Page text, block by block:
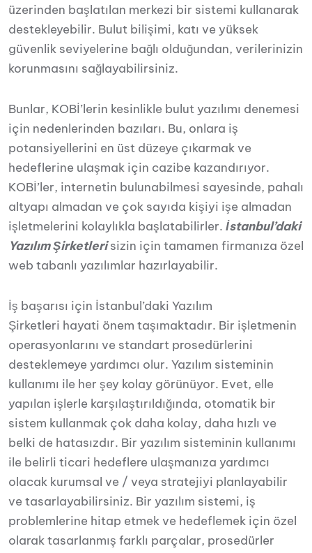
üzerinden başlatılan merkezi bir sistemi kullanarak
destekleyebilir. Bulut bilişimi, katı ve yüksek
güvenlik seviyelerine bağlı olduğundan, verilerinizin
korunmasını sağlayabilirsiniz.
Bunlar, KOBİ’lerin kesinlikle bulut yazılımı denemesi
için nedenlerinden bazıları. Bu, onlara iş
potansiyellerini en üst düzeye çıkarmak ve
hedeflerine ulaşmak için cazibe kazandırıyor.
KOBİ’ler, internetin bulunabilmesi sayesinde, pahalı
altyapı almadan ve çok sayıda kişiyi işe almadan
işletmelerini kolaylıkla başlatabilirler. İstanbul’daki
Yazılım Şirketlerisizin için tamamen firmanıza özel
web tabanlı yazılımlar hazırlayabilir.
İş başarısı için İstanbul’daki Yazılım
Şirketleri hayati önem taşımaktadır. Bir işletmenin
operasyonlarını ve standart prosedürlerini
desteklemeye yardımcı olur. Yazılım sisteminin
kullanımı ile her şey kolay görünüyor. Evet, elle
yapılan işlerle karşılaştırıldığında, otomatik bir
sistem kullanmak çok daha kolay, daha hızlı ve
belki de hatasızdır. Bir yazılım sisteminin kullanımı
ile belirli ticari hedeflere ulaşmanıza yardımcı
olacak kurumsal ve / veya stratejiyi planlayabilir
ve tasarlayabilirsiniz. Bir yazılım sistemi, iş
problemlerine hitap etmek ve hedeflemek için özel
olarak tasarlanmış farklı parçalar, prosedürler